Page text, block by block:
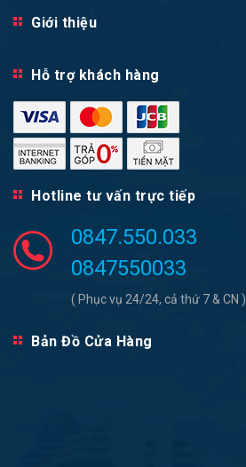
Giới thiệu
Hỗ trợ khách hàng
Hotline tư vấn trực tiếp
0847.550.033
0847550033
( Phục vụ 24/24, cả thứ 7 & CN )
Bản Đồ Cửa Hàng